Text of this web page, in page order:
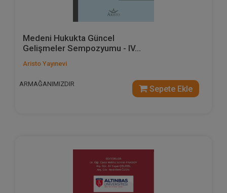
Medeni Hukukta Güncel
Gelişmeler Sempozyumu - IV...
Aristo Yayınevi
ARMAĞANIMIZDIR
Sepete Ekle